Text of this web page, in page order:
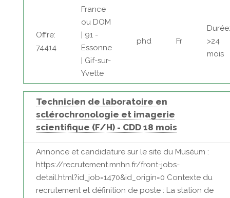
Offre:
74414
France
ou DOM
| 91 -
Essonne
| Gif-sur-
Yvette
phd Fr
Durée:
>24
mois
Technicien de laboratoire en
sclérochronologie et imagerie
scientifique (F/H) - CDD 18 mois
Annonce et candidature sur le site du Muséum :
https://recrutement.mnhn.fr/front-jobs-
detail.html?id_job=1470&id_origin=0 Contexte du
recrutement et définition de poste : La station de